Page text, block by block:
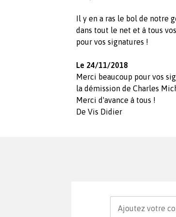
Il y en a ras le bol de notre
dans tout le net et à tous
pour vos signatures !
Le 24/11/2018
Merci beaucoup pour vos
la démission de Charles
Merci d'avance à tous !
De Vis Didier